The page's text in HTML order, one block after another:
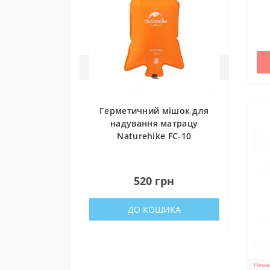
Герметичний мішок для
надування матрацу
Naturehike FC-10
520 грн
ДО КОШИКА